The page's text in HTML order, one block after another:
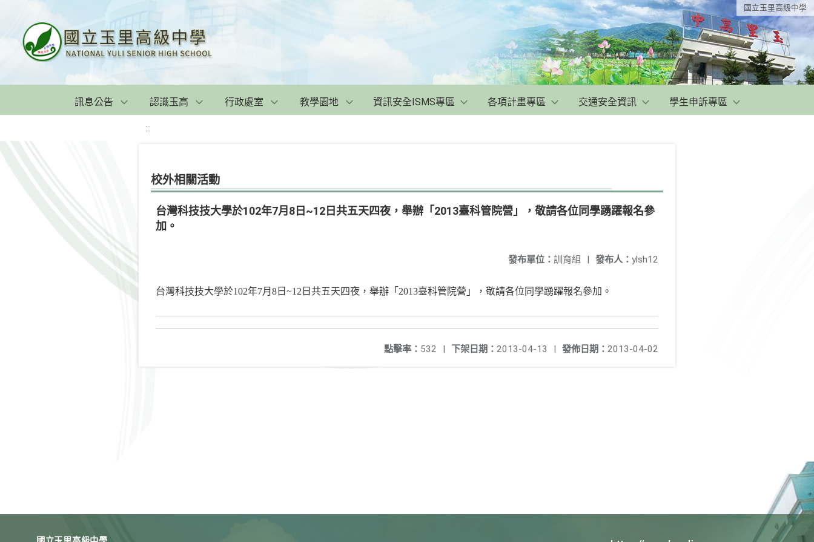
國立玉里高級中學
訊息公告 認識玉高 行政處室 教學園地 資訊安全ISMS專區 各項計畫專區 交通安全資訊 學生申訴專區
:::
校外相關活動
台灣科技技大學於102年7月8日~12日共五天四夜，舉辦「2013臺科管院營」，敬請各位同學踴躍報名參
加。
發布人： ylsh12
發布單位： 訓育組 |
台灣科技技大學於102年7月8日~12日共五天四夜，舉辦「2013臺科管院營」，敬請各位同學踴躍報名參加。
發佈日期： 2013-04-02
下架日期： 2013-04-13 |
點擊率： 532 |